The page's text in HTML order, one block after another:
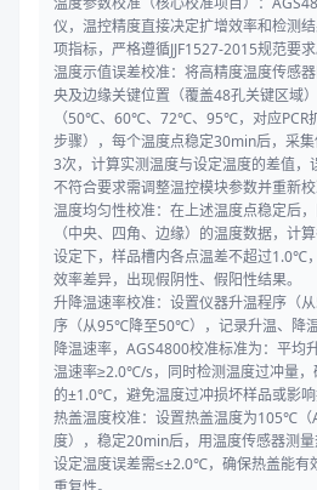
仪，温控精度直接决定扩增效率和检测
项指标，严格遵循JJF1527-2015规范要求
温度示值误差校准：将高精度温度传感
央及边缘关键位置（覆盖48孔关键区域
（50℃、60℃、72℃、95℃，对应PCR
步骤），每个温度点稳定30min后，采
3次，计算实测温度与设定温度的差值，
不符合要求需调整温控模块参数并重新校
温度均匀性校准：在上述温度点稳定后
（中央、四角、边缘）的温度数据，计
设定下，样品槽内各点温差不超过1.0℃
效率差异，出现假阴性、假阳性结果。
升降温速率校准：设置仪器升温程序
序（从95℃降至50℃），记录升温、降
降温速率，AGS4800校准标准为：平
温速率≥2.0℃/s，同时检测温度过冲量
的±1.0℃，避免温度过冲损坏样品或影响
热盖温度校准：设置热盖温度为105℃（
度），稳定20min后，用温度传感器测
设定温度误差需≤±2.0℃，确保热盖能有